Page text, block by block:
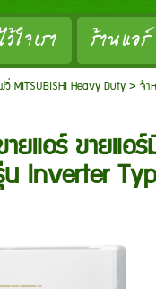
ใจเรา ร้านแอ
MITSUBISHI Heavy Duty>จำ
ยแอร์ ขายแ
Inverter